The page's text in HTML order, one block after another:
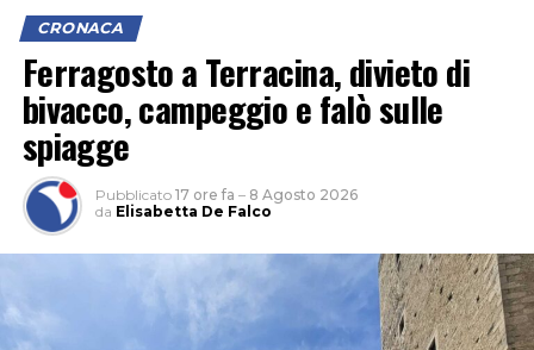
L’ipotesi è quella di un veicolo finito contro le tre auto,
il cui conducente non si sarebbe fermato dopo l’impatto
per verificare i danni né per lasciare i propri dati,
facendo perdere le proprie tracce.
CRONACA
Ferragosto a Terracina, divieto di
bivacco, campeggio e falò sulle
spiagge
Pubblicato 17 ore fa – 8 Agosto 2026
da Elisabetta De Falco